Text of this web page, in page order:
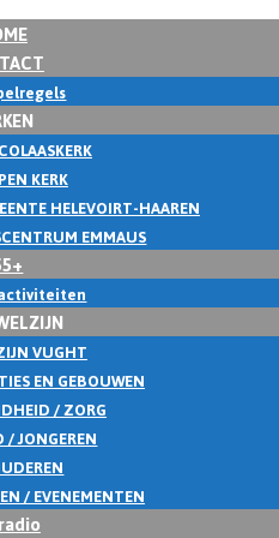
KERK
HELEVOIRT-HAAREN
EMMAUS
VUGHT
EN GEBOUWEN
/ ZORG
/ JONGEREN
/ EVENEMENTEN